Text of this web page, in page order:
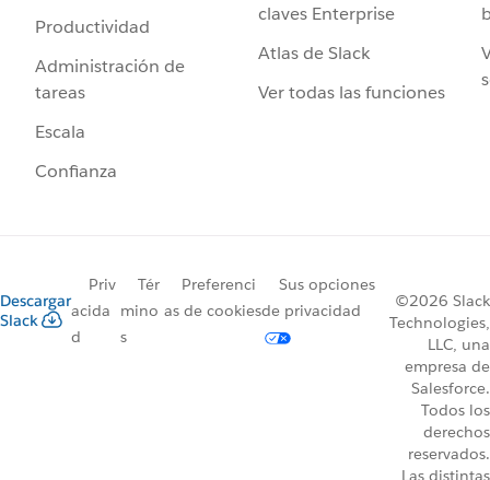
Productividad
Administración de
tareas
Escala
Confianza
claves Enterprise
Atlas de Slack
Ver todas las funciones
Descargar
Slack
Priv
acida
d
Tér
mino
s
Preferenci
as de cookies
Sus opciones
de privacidad
©2026 Slack
Technologies,
LLC, una
empresa de
Salesforce.
Todos los
derechos
reservados.
Las distintas